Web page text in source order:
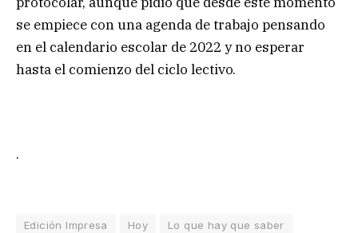
se empiece con una agenda de trabajo pensando
en el calendario escolar de 2022 y no esperar
hasta el comienzo del ciclo lectivo.
.
Edición Impresa Hoy Lo que hay que saber